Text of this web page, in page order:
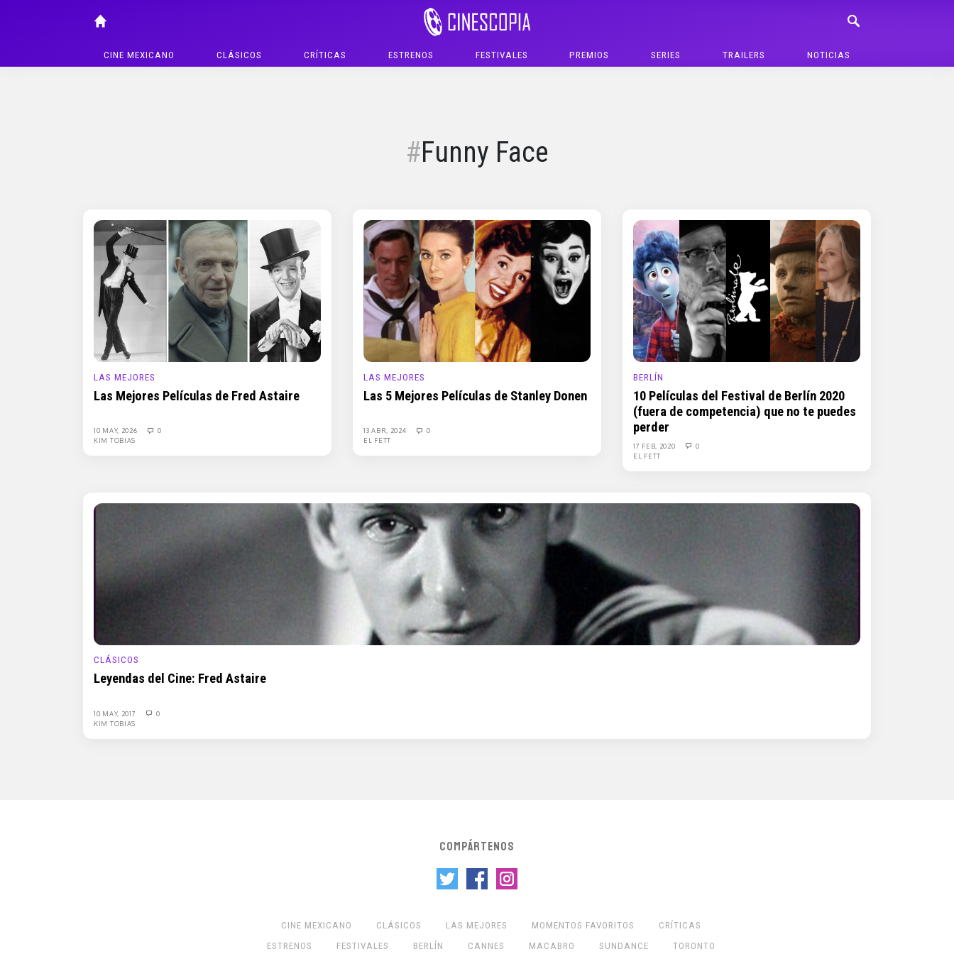
CINE MEXICANO CLÁSICOS CRÍTICAS ESTRENOS FESTIVALES PREMIOS SERIES TRAILERS NOTICIAS
Funny Face
LAS MEJORES
Las Mejores Películas de Fred Astaire
10 MAY, 2026
0
KIM TOBIAS
LAS MEJORES
Las 5 Mejores Películas de Stanley Donen
13 ABR, 2024
0
EL FETT
BERLÍN
10 Películas del Festival de Berlín 2020
(fuera de competencia) que no te puedes
perder
17 FEB, 2020
0
EL FETT
CLÁSICOS
Leyendas del Cine: Fred Astaire
10 MAY, 2017
0
KIM TOBIAS
COMPÁRTENOS
CINE MEXICANO CLÁSICOS LAS MEJORES MOMENTOS FAVORITOS
CRÍTICAS
ESTRENOS
FESTIVALES BERLÍN CANNES MACABRO SUNDANCE TORONTO